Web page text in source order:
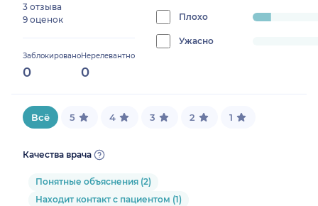
3 отзыва
9 оценок
Заблокировано
0
Нерелевантно
0
0%
Плохо
progress:
8.333333333333332%
Ужасно
0%
Всё 5 4 3 2 1
Качества врача
Понятные объяснения (2)
Находит контакт с пациентом (1)